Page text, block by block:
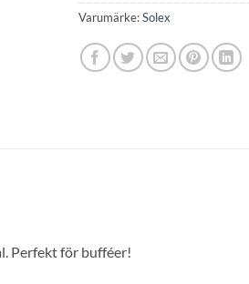
Varumärke:Solex
Perfekt för bufféer!